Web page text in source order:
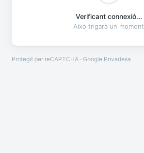
Verificant connexió...
Això trigarà un moment
Protegit per reCAPTCHA · Google Privadesa